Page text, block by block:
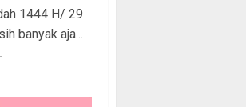
1444 H/ 29
banyak aja...